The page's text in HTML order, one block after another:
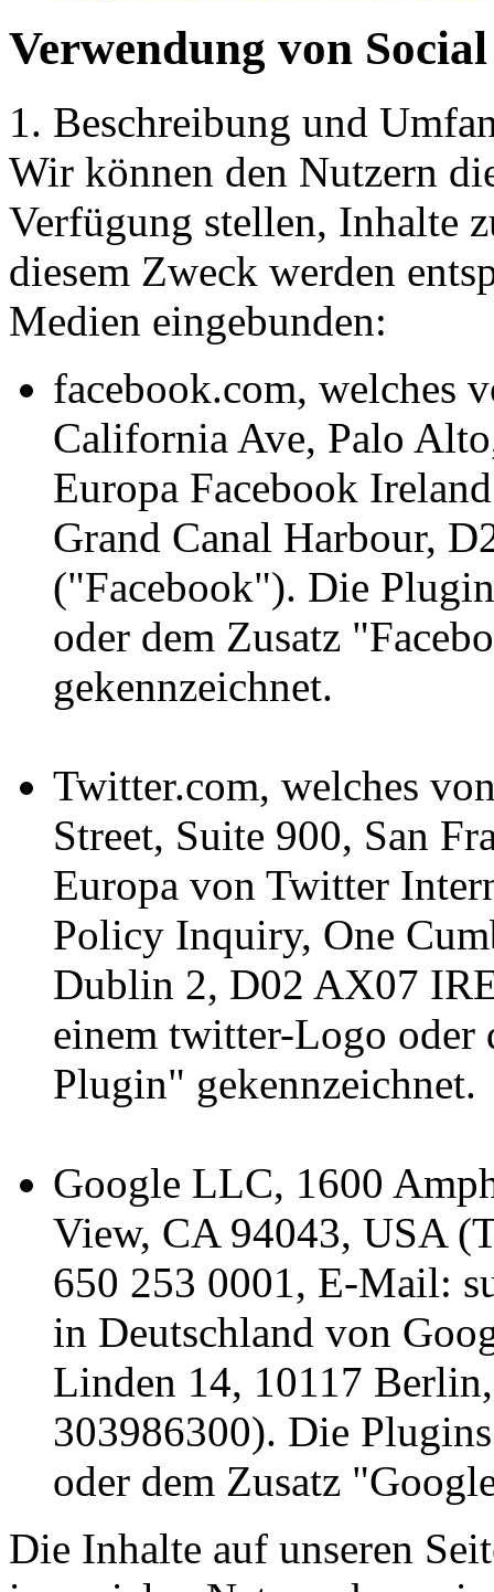
Verwendung von
1. Beschreibung und
Wir können den Nutzern
Verfügung stellen, Inhalte
diesem Zweck werden
Medien eingebunden:
facebook.com, welches
California Ave, Palo
Europa Facebook
Grand Canal Harbour,
("Facebook"). Die
oder dem Zusatz
gekennzeichnet.
Twitter.com, welches
Street, Suite 900, San
Europa von Twitter
Policy Inquiry, One
Dublin 2, D02 AX07
einem twitter-Logo oder
Plugin" gekennzeichnet.
Google LLC, 1600
View, CA 94043, USA
650 253 0001, E-Mail:
in Deutschland von
Linden 14, 10117
303986300). Die
oder dem Zusatz
Die Inhalte auf unseren